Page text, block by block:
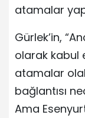
atamalar
Gürlek’in,
olarak kabul
atamalar
bağlantısı
Ama